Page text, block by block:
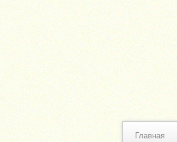
Главная